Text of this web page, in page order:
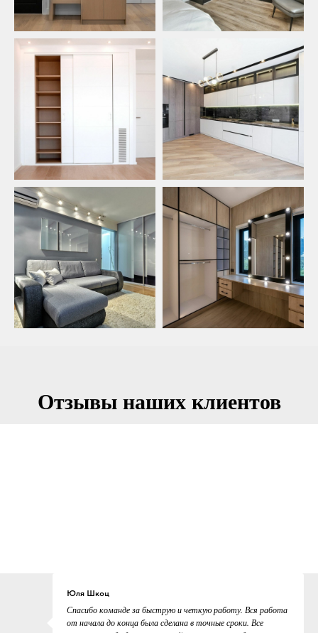
Отзывы наших клиентов
Юля Шкоц
Спасибо команде за быструю и четкую работу. Вся работа
от начала до конца была сделана в точные сроки. Все